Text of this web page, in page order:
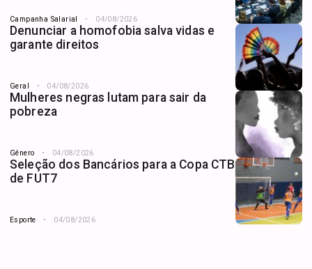
Campanha Salarial 04/08/2026
Denunciar a homofobia salva vidas e
garante direitos
Geral 04/08/2026
Mulheres negras lutam para sair da
pobreza
Gênero 04/08/2026
Seleção dos Bancários para a Copa CTB
de FUT7
Esporte 04/08/2026